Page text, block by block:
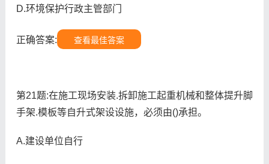
D.环境保护行政主管部门
正确答案: 查看最佳答案
第21题:在施工现场安装.拆卸施工起重机械和整体提升脚
手架.模板等自升式架设设施，必须由()承担。
A.建设单位自行